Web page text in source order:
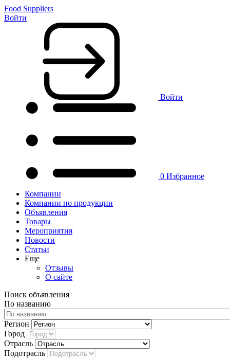
Food Suppliers
Войти
Войти
0 Избранное
Компании
Компании по продукции
Объявления
Товары
Мероприятия
Новости
Статьи
Еще
Отзывы
О сайте
Поиск объявления
По названию
Регион
Город
Отрасль
Подотрасль